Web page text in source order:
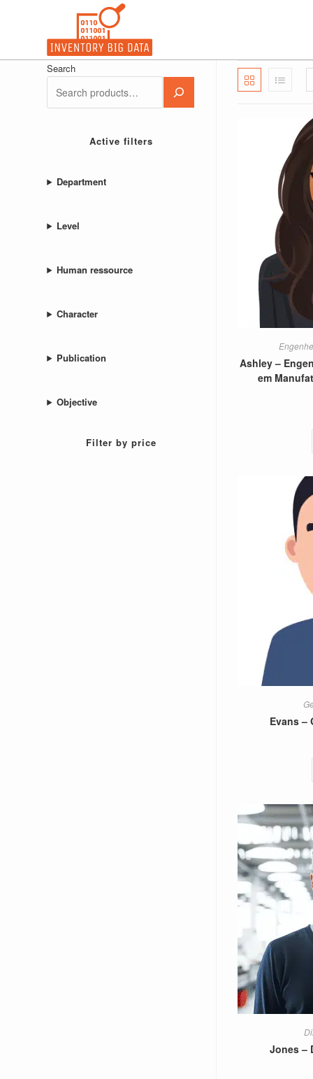
conteúdo
Ashley –
em
Evans –
Jones –
Search
Active filters
Department
Level
Human ressource
Character
Publication
Objective
Filter by price